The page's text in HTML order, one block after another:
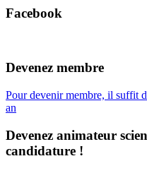
Facebook
Devenez membre
Pour devenir membre, il suffit
an
Devenez animateur
candidature !